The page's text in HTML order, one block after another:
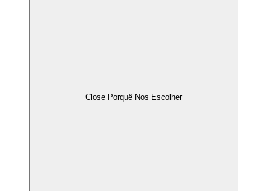
Close Porquê Nos Escolher